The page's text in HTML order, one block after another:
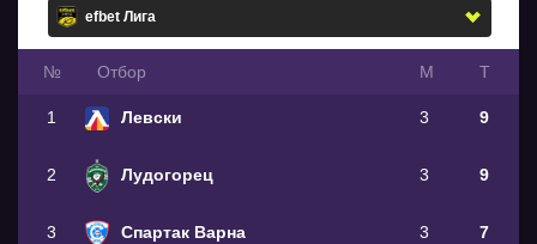
№ Oтбор М Т
1 Левски 3 9
2 Лудогорец 3 9
3 Спартак Варна 3 7